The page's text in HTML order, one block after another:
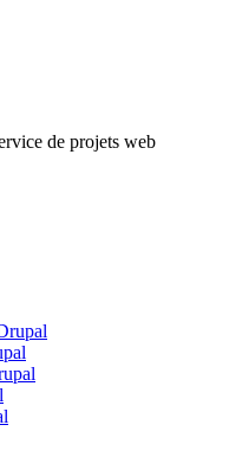
de projets web